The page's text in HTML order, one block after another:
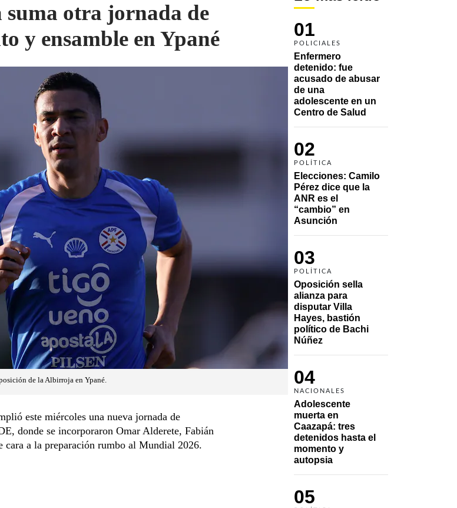
01
POLICIALES
Enfermero
detenido: fue
acusado de abusar
de una
adolescente en un
Centro de Salud
02
POLÍTICA
Elecciones: Camilo
Pérez dice que la
ANR es el
“cambio” en
Asunción
03
POLÍTICA
Oposición sella
alianza para
disputar Villa
Hayes, bastión
político de Bachi
Núñez
04
NACIONALES
Adolescente
muerta en
Caazapá: tres
detenidos hasta el
momento y
autopsia
05
otra jornada de
y ensamble en Ypané
de la Albirroja en Ypané.
este miércoles una nueva jornada de
donde se incorporaron Omar Alderete, Fabián
a la preparación rumbo al Mundial 2026.